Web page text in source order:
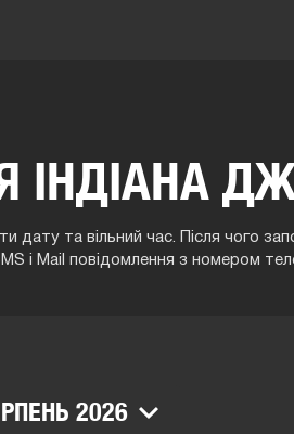
ІНДІАНА
дату та вільний час. Після чого
і Mail повідомлення з номером
2026